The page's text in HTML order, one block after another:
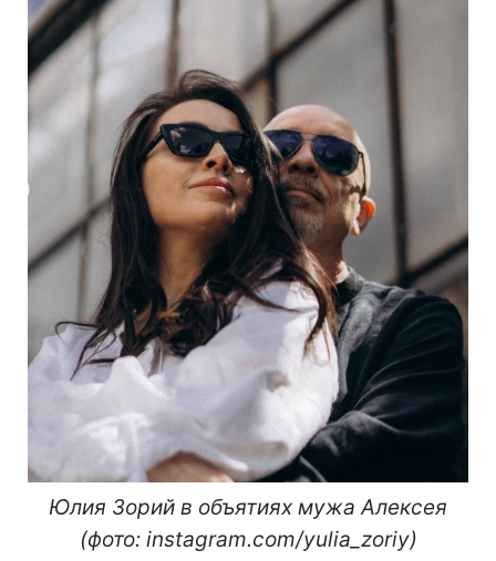
Юлия Зорий в объятиях мужа Алексея
(фото: instagram.com/yulia_zoriy)